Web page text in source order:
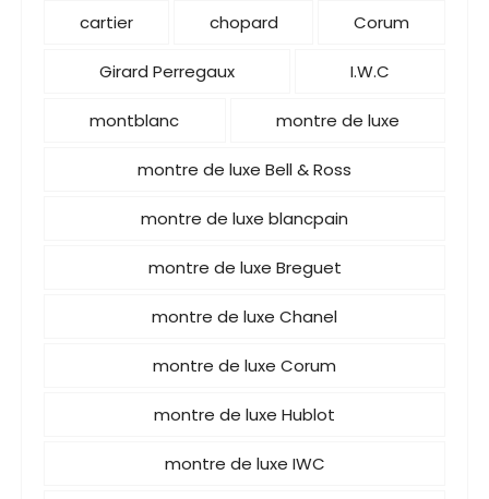
cartier chopard Corum
Girard Perregaux I.W.C
montblanc montre de luxe
montre de luxe Bell & Ross
montre de luxe blancpain
montre de luxe Breguet
montre de luxe Chanel
montre de luxe Corum
montre de luxe Hublot
montre de luxe IWC